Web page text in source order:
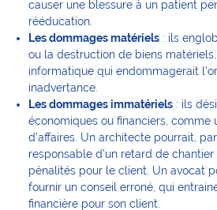
causer une blessure à un patient
rééducation.
Les dommages matériels : ils
ou la destruction de biens
informatique qui endommagerait
inadvertance.
Les dommages immatériels : ils
économiques ou financiers, comme
d’affaires. Un architecte pourrait,
responsable d’un retard de
pénalités pour le client. Un avocat
fournir un conseil erroné, qui
financière pour son client.